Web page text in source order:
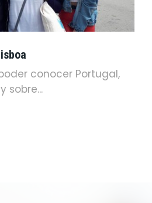
conocer Portugal,
sobre...